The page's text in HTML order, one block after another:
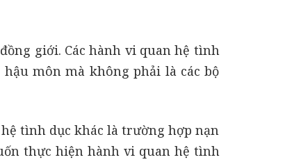
giới. Các hành vi quan hệ tình
môn mà không phải là các bộ
tình dục khác là trường hợp nạn
thực hiện hành vi quan hệ tình